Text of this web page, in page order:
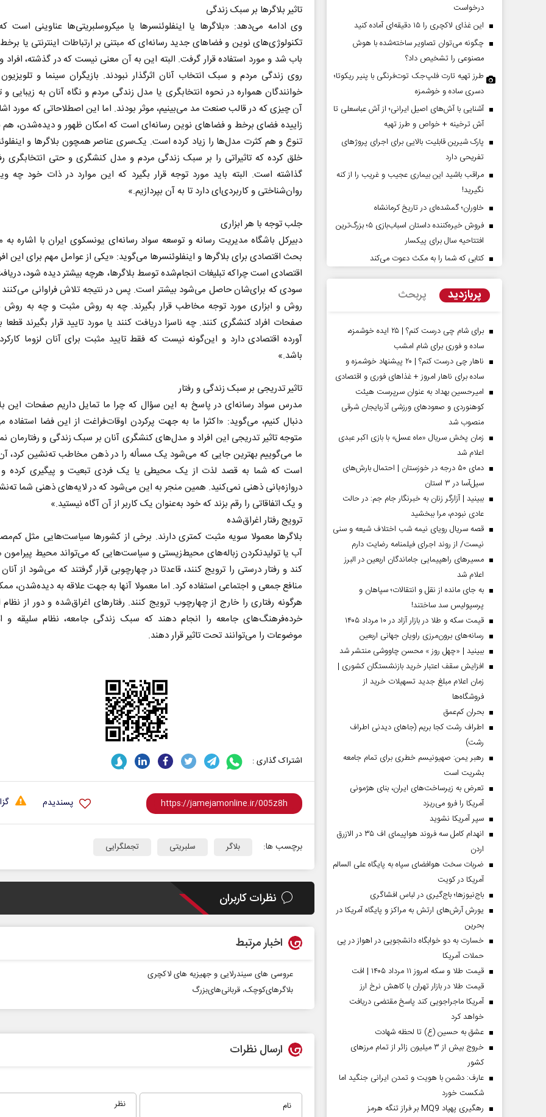
تاثیر بلاگرها بر سبک زندگی
وی ادامه می‌دهد: «بلاگرها یا اینفلوئنسرها یا میکروسلبریتی‌ها عناوینی است
تکنولوژی‌های نوین و فضاهای جدید رسانه‌ای که مبتنی بر ارتباطات اینترنتی یا
باب شد و مورد استفاده قرار گرفت. البته این به آن معنی نیست که در گذشته، افراد
روی زندگی مردم و سبک انتخاب آنان اثرگذار نبودند. بازیگران سینما و
خوانندگان همواره در نحوه انتخابگری یا مدل زندگی مردم و نگاه آنان به زیبایی و
آن چیزی که در قالب صنعت مد می‌بینیم، موثر بودند. اما این اصطلاحاتی که مورد
زاییده فضای برخط و فضاهای نوین رسانه‌ای است که امکان ظهور و دیده‌شدن،
تنوع و هم کثرت مدل‌ها را زیاد کرده است. یک‌سری عناصر همچون بلاگرها و
خلق کرده که تاثیراتی را بر سبک زندگی مردم و مدل کنشگری و حتی انتخابگری
گذاشته است. البته باید مورد توجه قرار بگیرد که این موارد در ذات خود چه
روان‌شناختی و کاربردی‌ای دارد تا به آن بپردازیم.»
جلب توجه با هر ابزاری
دبیرکل باشگاه مدیریت رسانه و توسعه سواد رسانه‌ای یونسکوی ایران با اشاره به
بحث اقتصادی برای بلاگرها و اینفلوئنسرها می‌گوید: «یکی از عوامل مهم برای این
اقتصادی است چراکه تبلیغات انجام‌شده توسط بلاگرها، هرچه بیشتر دیده شود،
سودی که برای‌شان حاصل می‌شود بیشتر است. پس در نتیجه تلاش فراوانی می‌کنند
روش و ابزاری مورد توجه مخاطب قرار بگیرند. چه به روش مثبت و چه به روش
صفحات افراد کنشگری کنند. چه ناسزا دریافت کنند یا مورد تایید قرار بگیرند قطعا
آورده اقتصادی دارد و این‌گونه نیست که فقط تایید مثبت برای آنان لزوما
باشد.»
تاثیر تدریجی بر سبک زندگی و رفتار
مدرس سواد رسانه‌ای در پاسخ به این سؤال که چرا ما تمایل داریم صفحات این
دنبال کنیم، می‌گوید: «اکثرا ما به جهت پرکردن اوقات‌فراغت از این فضا استفاده
متوجه تاثیر تدریجی این افراد و مدل‌های کنشگری آنان بر سبک زندگی و رفتارمان
ما می‌گوییم بهترین جایی که می‌شود یک مسأله را در ذهن مخاطب ته‌نشین کرد،
است که شما به قصد لذت از یک محیطی یا یک فردی تبعیت و پیگیری کرده و
دروازه‌بانی ذهنی نمی‌کنید. همین منجر به این می‌شود که در لایه‌های ذهنی شما
و یک اتفاقاتی را رقم بزند که خود به‌عنوان یک کاربر از آن آگاه نیستید.»
ترویج رفتار اغراق‌شده
بلاگرها معمولا سویه مثبت کمتری دارند. برخی از کشورها سیاست‌هایی مثل
آب یا تولیدنکردن زباله‌های محیط‌زیستی و سیاست‌هایی که می‌تواند محیط پیرامون
کند و رفتار درستی را ترویج کنند، قاعدتا در چهارچوبی قرار گرفتند که می‌شود از
منافع جمعی و اجتماعی استفاده کرد. اما معمولا آنها به جهت علاقه به دیده‌شدن،
هرگونه رفتاری را خارج از چهارچوب ترویج کنند. رفتارهای اغراق‌شده و دور از
خرده‌فرهنگ‌های جامعه را انجام دهند که سبک زندگی جامعه، نظام سلیقه و
موضوعات را می‌توانند تحت تاثیر قرار دهند.
اشتراک گذاری :
پسندیدم
برچسب ها: بلاگر سلبریتی تجملگرایی
نظرات کاربران
اخبار مرتبط
عروسی‌ های سیندرلایی و جهیزیه‌ های لاکچری
بلاگرهای‌کوچک، قربانی‌های‌بزرگ
ارسال نظرات
درخواست
این غذای لاکچری را ۱۵ دقیقه‌ای آماده کنید
چگونه می‌توان تصاویر ساخته‌شده با هوش
مصنوعی را تشخیص داد؟
طرز تهیه تارت فلپ‌جک توت‌فرنگی با پنیر ریکوتا؛
دسری ساده و خوشمزه
آشنایی با آش‌های اصیل ایرانی؛ از آش عباسعلی تا
آش ترخینه + خواص و طرز تهیه
پارک شیرین قابلیت‌ بالایی برای اجرای پروژهای
تفریحی دارد
مراقب باشید این بیماری عجیب و غریب را از کنه
نگیرید!
خاوران؛ گمشده‌ای در تاریخ کرمانشاه
فروش خیره‌کننده داستان اسباب‌بازی ۵؛ بزرگ‌ترین
افتتاحیه سال برای پیکسار
کتابی که شما را به مکث دعوت می‌کند
پربازدید پربحث
برای شام چی درست کنم؟ | ۲۵ ایده خوشمزه،
ساده و فوری برای شام امشب
ناهار چی درست کنم؟ | ۲۰ پیشنهاد خوشمزه و
ساده برای ناهار امروز + غذاهای فوری و اقتصادی
امیرحسین بهداد به عنوان سرپرست هیئت
کوهنوردی و صعودهای ورزشی آذربایجان شرقی
منصوب شد
زمان پخش سریال «ماه عسل» با بازی اکبر عبدی
اعلام شد
دمای ۵۰ درجه در خوزستان | احتمال بارش‌های
سیل‌آسا در ۳ استان
ببینید | آزارگر زنان به خبرنگار جام جم: در حالت
عادی نبودم، مرا ببخشید
قصه سریال رویای نیمه شب اختلاف شیعه و سنی
نیست/ از روند اجرای فیلمنامه رضایت دارم
مسیر‌های راهپیمایی جاماندگان اربعین در البرز
اعلام شد
به جای مانده از نقل و انتقالات؛ سپاهان و
پرسپولیس سد ساختند!
قیمت سکه و طلا در بازار آزاد در ۱۰ مرداد ۱۴۰۵
رسانه‌های برون‌مرزی راویان جهانی اربعین
ببینید | «چهل روز » محسن چاووشی منتشر شد
افزایش سقف اعتبار خرید بازنشستگان کشوری |
زمان اعلام مبلغ جدید تسهیلات خرید از
فروشگاه‌ها
بحران کم‌عمق
اطراف رشت کجا بریم (جاهای دیدنی اطراف
رشت)
رهبر یمن: صهیونیسم خطری برای تمام جامعه
بشریت است
تعرض به زیرساخت‌های ایران، بنای هژمونی
آمریکا را فرو می‌ریزد
سپر آمریکا نشوید
انهدام کامل سه فروند هواپیمای اف ۳۵ در الازرق
اردن
ضربات سخت هوافضای سپاه به پایگاه علی السالم
آمریکا در کویت
باج‌نیوزها؛ باج‌گیری در لباس افشاگری
یورش آرش‌های ارتش به مراکز و پایگاه‌ آمریکا در
بحرین
خسارت به دو خوابگاه دانشجویی در اهواز در پی
حملات آمریکا
قیمت طلا و سکه امروز ۱۱ مرداد ۱۴۰۵ | افت
قیمت طلا در بازار تهران با کاهش نرخ ارز
آمریکا ماجراجویی کند پاسخ مقتضی دریافت
خواهد کرد
عشق به حسین (ع) تا لحظه شهادت
خروج بیش از ۳ میلیون زائر از تمام مرز‌های
کشور
عارف: دشمن با هویت و تمدن ایرانی جنگید اما
شکست خورد
رهگیری پهپاد MQ9 بر فراز تنگه هرمز
نوروزی - عضو کمیسیون اجتماعی
از باتلاق انرژی تا بن‌بست ترامپ
رضا سپهوند - سخنگوی کمیسیون انرژی مجلس
زمان در افق ایران
دکتر
صفحات نخست روزنامه ها‌ی‌سه‌شنبه ۶ مردادماه صفحات نخست روزنامه ها‌ی یکشنبه ۴ مردادماه صفحات نخست روزنامه ها‌ی شنبه ۳ مردادماه